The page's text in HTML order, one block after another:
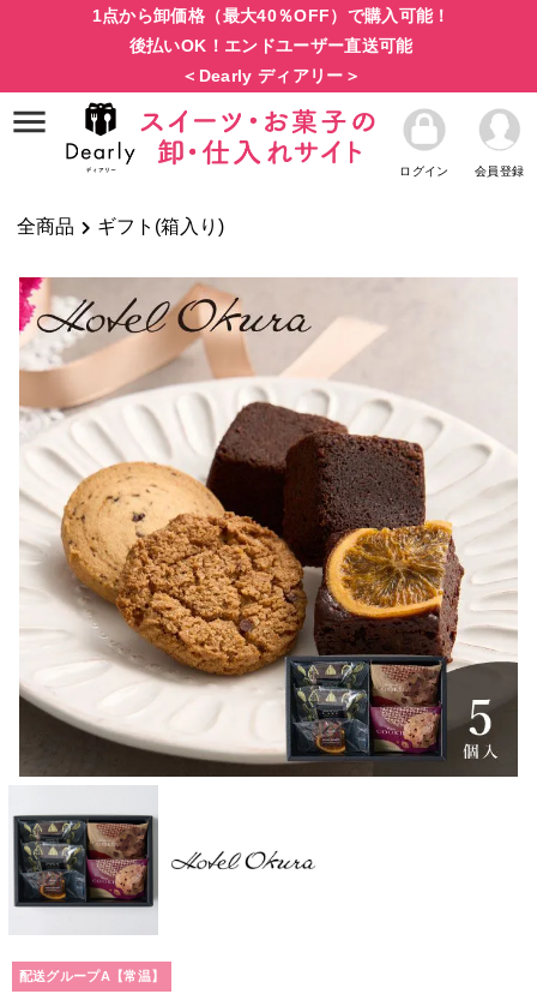
1点から卸価格（最大40％OFF）で購入可能！
後払いOK！エンドユーザー直送可能
＜Dearly ディアリー＞
ログイン 会員登録
全商品 ギフト(箱入り)
配送グループA【常温】